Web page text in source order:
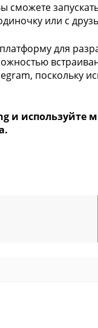
сможете
или с
для
поскольку
и используйте